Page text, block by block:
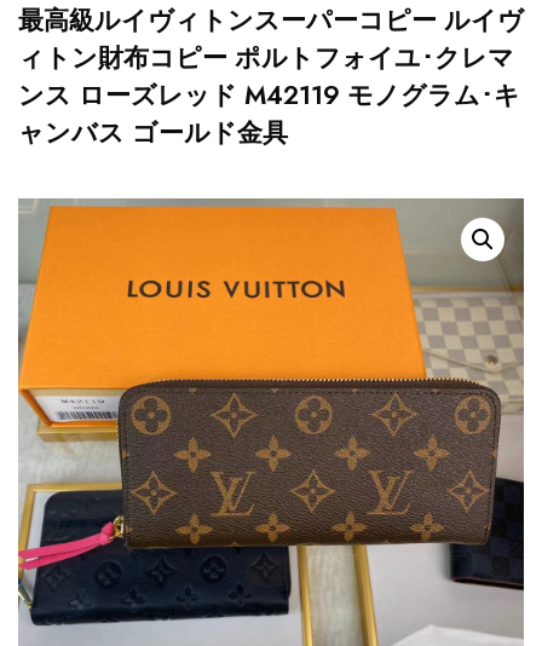
最高級ルイヴィトンスーパーコピー ルイヴ
ィトン財布コピー ポルトフォイユ･クレマ
ンス ローズレッド M42119 モノグラム･キ
ャンバス ゴールド金具